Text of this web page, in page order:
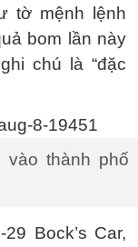
tờ mệnh lệnh
bom lần này
chú là “đặc
thành phố
Bock’s Car,